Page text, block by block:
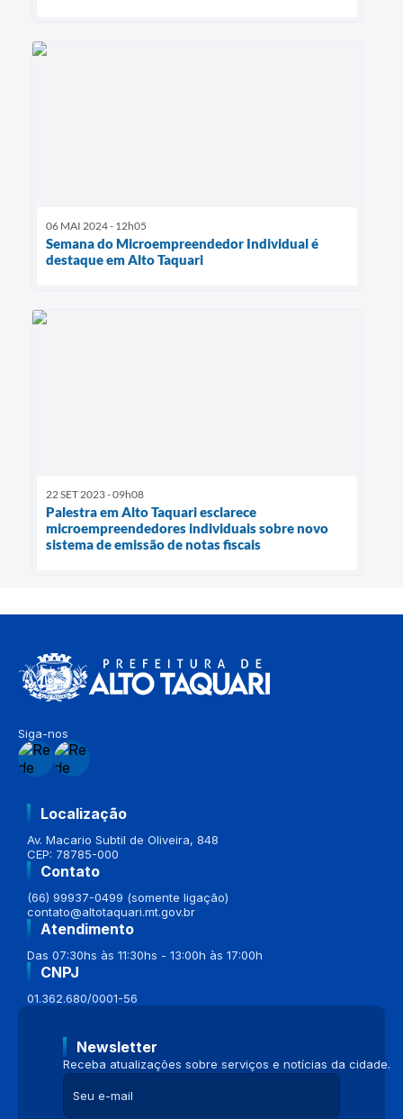
06 MAI 2024 - 12h05
Semana do Microempreendedor Individual é
destaque em Alto Taquari
22 SET 2023 - 09h08
Palestra em Alto Taquari esclarece
microempreendedores individuais sobre novo
sistema de emissão de notas fiscais
Siga-nos
Localização
Av. Macario Subtil de Oliveira, 848
CEP: 78785-000
Contato
(66) 99937-0499 (somente ligação)
contato@altotaquari.mt.gov.br
Atendimento
Das 07:30hs às 11:30hs - 13:00h às 17:00h
CNPJ
01.362.680/0001-56
Newsletter
Receba atualizações sobre serviços e notícias da cidade.